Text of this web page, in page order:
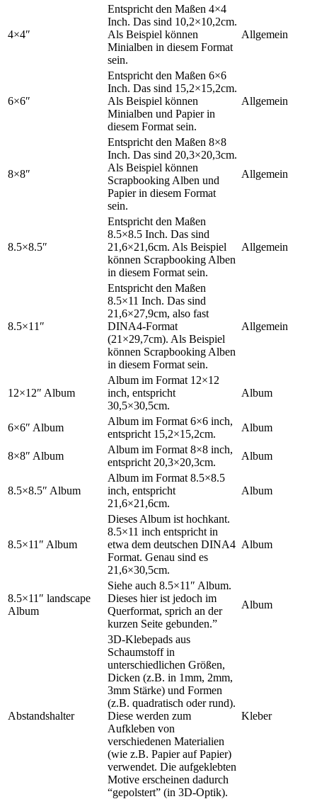
4×4″
Entspricht den Maßen 4×4
Inch. Das sind 10,2×10,2cm.
Als Beispiel können
Minialben in diesem Format
sein.
Allgemein
6×6″
Entspricht den Maßen 6×6
Inch. Das sind 15,2×15,2cm.
Als Beispiel können
Minialben und Papier in
diesem Format sein.
Allgemein
8×8″
Entspricht den Maßen 8×8
Inch. Das sind 20,3×20,3cm.
Als Beispiel können
Scrapbooking Alben und
Papier in diesem Format
sein.
Allgemein
8.5×8.5″
Entspricht den Maßen
8.5×8.5 Inch. Das sind
21,6×21,6cm. Als Beispiel
können Scrapbooking Alben
in diesem Format sein.
Allgemein
8.5×11″
Entspricht den Maßen
8.5×11 Inch. Das sind
21,6×27,9cm, also fast
DINA4-Format
(21×29,7cm). Als Beispiel
können Scrapbooking Alben
in diesem Format sein.
Allgemein
12×12″ Album
Album im Format 12×12
inch, entspricht
30,5×30,5cm.
Album
6×6″ Album
Album im Format 6×6 inch,
entspricht 15,2×15,2cm.
Album
8×8″ Album
Album im Format 8×8 inch,
entspricht 20,3×20,3cm.
Album
8.5×8.5″ Album
Album im Format 8.5×8.5
inch, entspricht
21,6×21,6cm.
Album
8.5×11″ Album
Dieses Album ist hochkant.
8.5×11 inch entspricht in
etwa dem deutschen DINA4
Format. Genau sind es
21,6×30,5cm.
Album
8.5×11″ landscape
Album
Siehe auch 8.5×11″ Album.
Dieses hier ist jedoch im
Querformat, sprich an der
kurzen Seite gebunden.”
Album
Abstandshalter
3D-Klebepads aus
Schaumstoff in
unterschiedlichen Größen,
Dicken (z.B. in 1mm, 2mm,
3mm Stärke) und Formen
(z.B. quadratisch oder rund).
Diese werden zum
Aufkleben von
verschiedenen Materialien
(wie z.B. Papier auf Papier)
verwendet. Die aufgeklebten
Motive erscheinen dadurch
“gepolstert” (in 3D-Optik).
Kleber